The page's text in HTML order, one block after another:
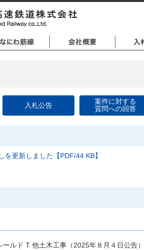
入札公告
案件に対する
質問への回答
を更新しました【PDF/44 KB】
ルド T 他土木工事（2025年８月４日公告）